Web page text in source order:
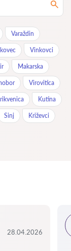
Varaždin
Vinkovci
Makarska
Virovitica
Kutina
Sinj Križevci
28.04.2026